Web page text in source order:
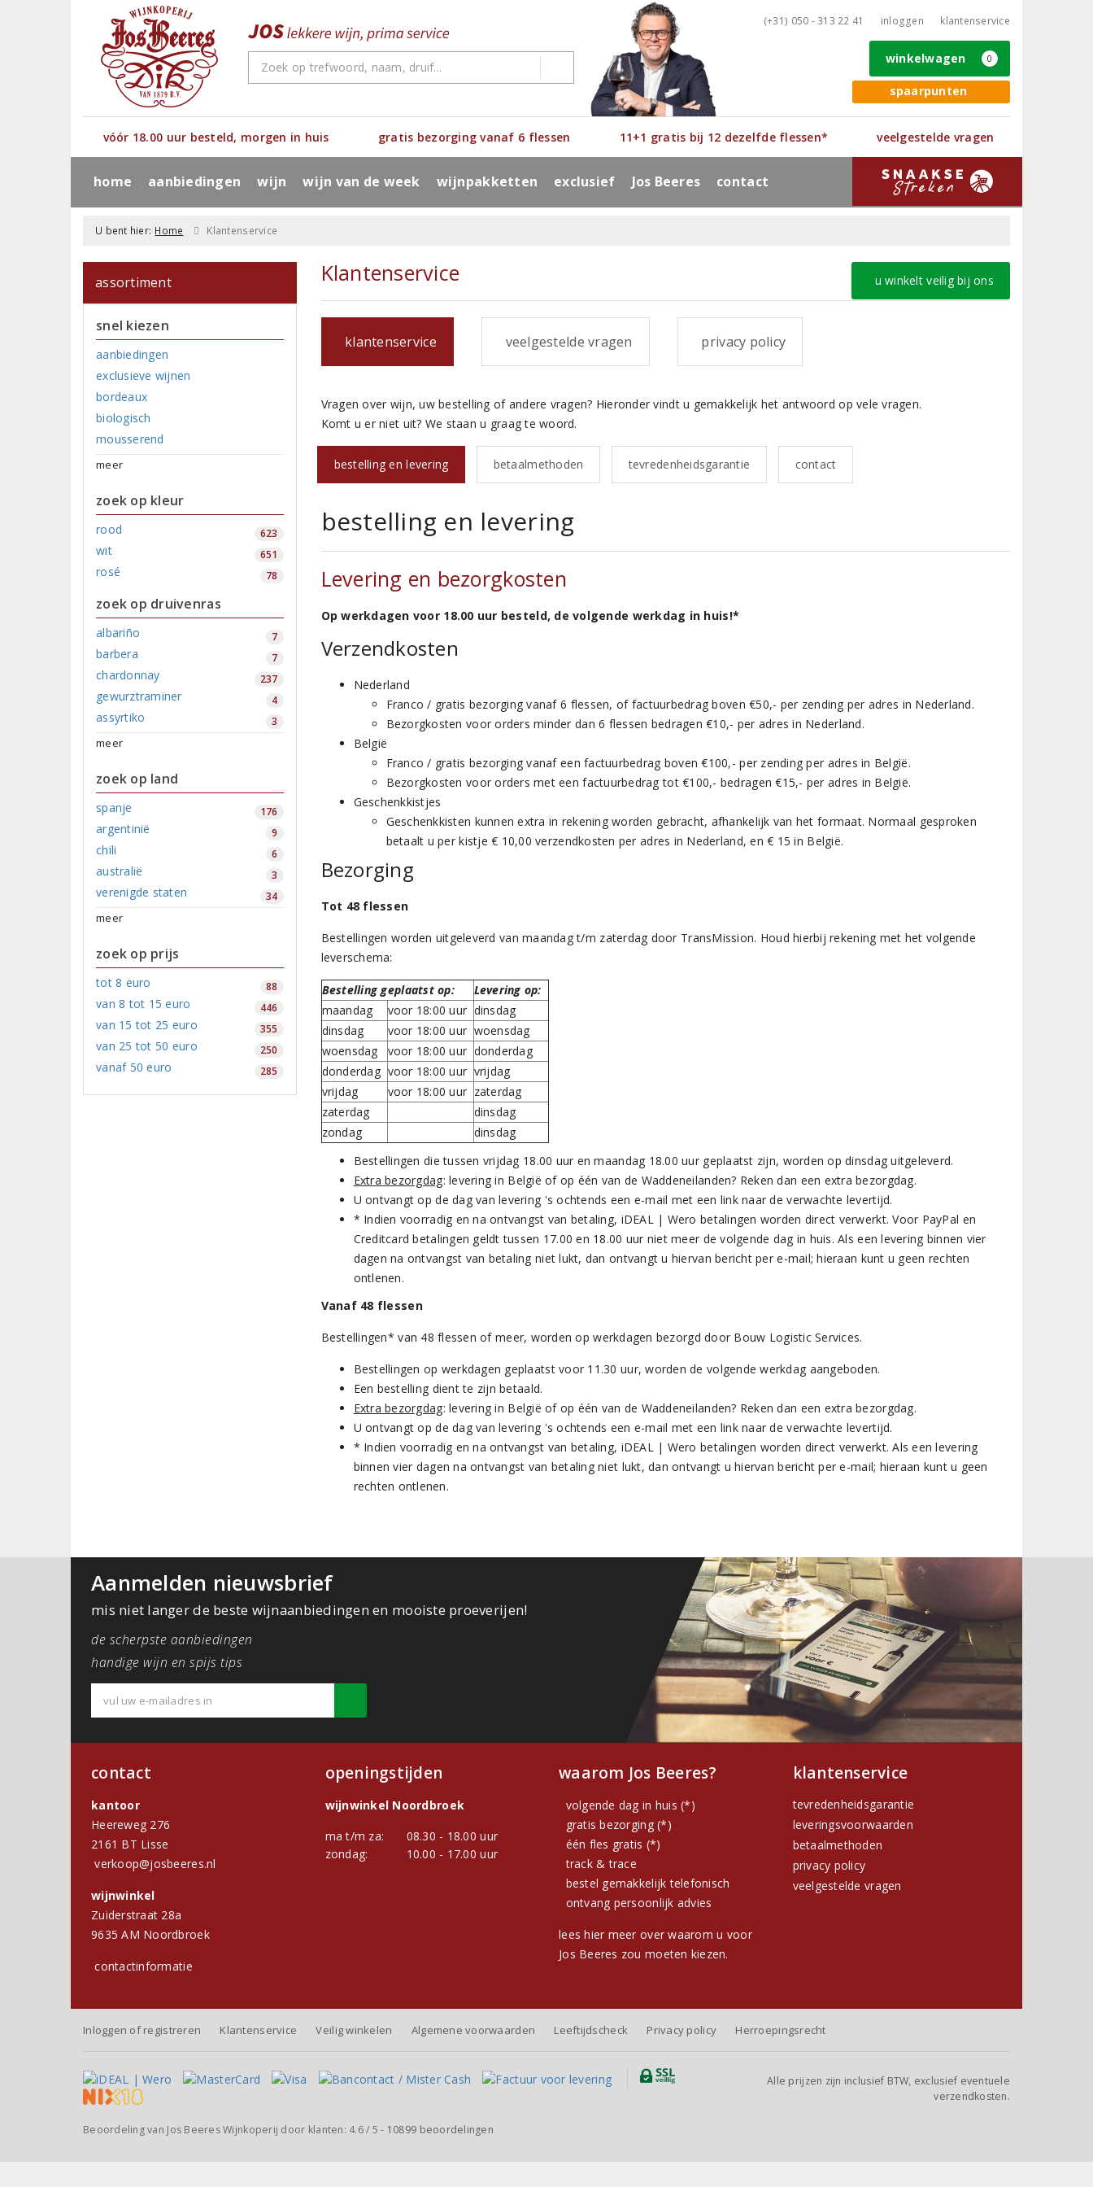
(+31) 050 - 313 22 41 inloggen klantenservice
spaarpunten
winkelwagen 0
vóór 18.00 uur besteld, morgen in huis gratis bezorging vanaf 6 flessen 11+1 gratis bij 12 dezelfde flessen* veelgestelde vragen
home aanbiedingen wijn wijn van de week wijnpakketten exclusief Jos Beeres contact
U bent hier: Home Klantenservice
assortiment
snel kiezen
aanbiedingen
exclusieve wijnen
bordeaux
biologisch
mousserend
meer
zoek op kleur
rood 623
wit 651
rosé 78
zoek op druivenras
albariño 7
barbera 7
chardonnay 237
gewurztraminer 4
assyrtiko 3
meer
zoek op land
spanje 176
argentinië 9
chili 6
australië 3
verenigde staten 34
meer
zoek op prijs
tot 8 euro 88
van 8 tot 15 euro 446
van 15 tot 25 euro 355
van 25 tot 50 euro 250
vanaf 50 euro 285
u winkelt veilig bij ons
Klantenservice
klantenservice veelgestelde vragen privacy policy
Vragen over wijn, uw bestelling of andere vragen? Hieronder vindt u gemakkelijk het antwoord op vele vragen.
Komt u er niet uit? We staan u graag te woord.
bestelling en levering betaalmethoden tevredenheidsgarantie contact
bestelling en levering
Levering en bezorgkosten
Op werkdagen voor 18.00 uur besteld, de volgende werkdag in huis!*
Verzendkosten
Nederland
Franco / gratis bezorging vanaf 6 flessen, of factuurbedrag boven €50,- per zending per adres in Nederland.
Bezorgkosten voor orders minder dan 6 flessen bedragen €10,- per adres in Nederland.
België
Franco / gratis bezorging vanaf een factuurbedrag boven €100,- per zending per adres in België.
Bezorgkosten voor orders met een factuurbedrag tot €100,- bedragen €15,- per adres in België.
Geschenkkistjes
Geschenkkisten kunnen extra in rekening worden gebracht, afhankelijk van het formaat. Normaal gesproken
betaalt u per kistje € 10,00 verzendkosten per adres in Nederland, en € 15 in België.
Bezorging
Tot 48 flessen
Bestellingen worden uitgeleverd van maandag t/m zaterdag door TransMission. Houd hierbij rekening met het volgende
leverschema:
Bestelling geplaatst op:
Levering op:
maandag
voor 18:00 uur dinsdag
dinsdag
voor 18:00 uur woensdag
woensdag
voor 18:00 uur donderdag
donderdag voor 18:00 uur vrijdag
vrijdag
voor 18:00 uur zaterdag
zaterdag
dinsdag
zondag
dinsdag
Bestellingen die tussen vrijdag 18.00 uur en maandag 18.00 uur geplaatst zijn, worden op dinsdag uitgeleverd.
Extra bezorgdag: levering in België of op één van de Waddeneilanden? Reken dan een extra bezorgdag.
U ontvangt op de dag van levering 's ochtends een e-mail met een link naar de verwachte levertijd.
* Indien voorradig en na ontvangst van betaling, iDEAL | Wero betalingen worden direct verwerkt. Voor PayPal en
Creditcard betalingen geldt tussen 17.00 en 18.00 uur niet meer de volgende dag in huis. Als een levering binnen vier
dagen na ontvangst van betaling niet lukt, dan ontvangt u hiervan bericht per e-mail; hieraan kunt u geen rechten
ontlenen.
Vanaf 48 flessen
Bestellingen* van 48 flessen of meer, worden op werkdagen bezorgd door Bouw Logistic Services.
Bestellingen op werkdagen geplaatst voor 11.30 uur, worden de volgende werkdag aangeboden.
Een bestelling dient te zijn betaald.
Extra bezorgdag: levering in België of op één van de Waddeneilanden? Reken dan een extra bezorgdag.
U ontvangt op de dag van levering 's ochtends een e-mail met een link naar de verwachte levertijd.
* Indien voorradig en na ontvangst van betaling, iDEAL | Wero betalingen worden direct verwerkt. Als een levering
binnen vier dagen na ontvangst van betaling niet lukt, dan ontvangt u hiervan bericht per e-mail; hieraan kunt u geen
rechten ontlenen.
Aanmelden nieuwsbrief
mis niet langer de beste wijnaanbiedingen en mooiste proeverijen!
de scherpste aanbiedingen
handige wijn en spijs tips
contact
kantoor
Heereweg 276
2161 BT Lisse
verkoop@josbeeres.nl
wijnwinkel
Zuiderstraat 28a
9635 AM Noordbroek
contactinformatie
openingstijden
wijnwinkel Noordbroek
ma t/m za:
08.30 - 18.00 uur
zondag:
10.00 - 17.00 uur
waarom Jos Beeres?
volgende dag in huis (*)
gratis bezorging (*)
één fles gratis (*)
track & trace
bestel gemakkelijk telefonisch
ontvang persoonlijk advies
lees hier meer over waarom u voor
Jos Beeres zou moeten kiezen.
klantenservice
tevredenheidsgarantie
leveringsvoorwaarden
betaalmethoden
privacy policy
veelgestelde vragen
Inloggen of registreren Klantenservice Veilig winkelen Algemene voorwaarden Leeftijdscheck Privacy policy Herroepingsrecht
Alle prijzen zijn inclusief BTW, exclusief eventuele
verzendkosten.
Beoordeling van Jos Beeres Wijnkoperij door klanten: 4.6/ 5 - 10899 beoordelingen